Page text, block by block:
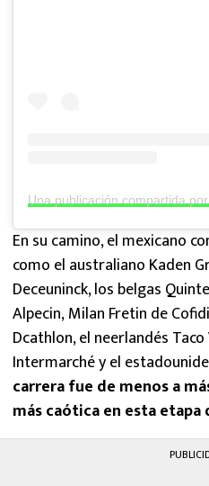
En su camino, el mexicano
como el australiano Kaden
Deceuninck, los belgas
Alpecin, Milan Fretin de
Dcathlon, el neerlandés
Intermarché y el
carrera fue de menos a
más caótica en esta